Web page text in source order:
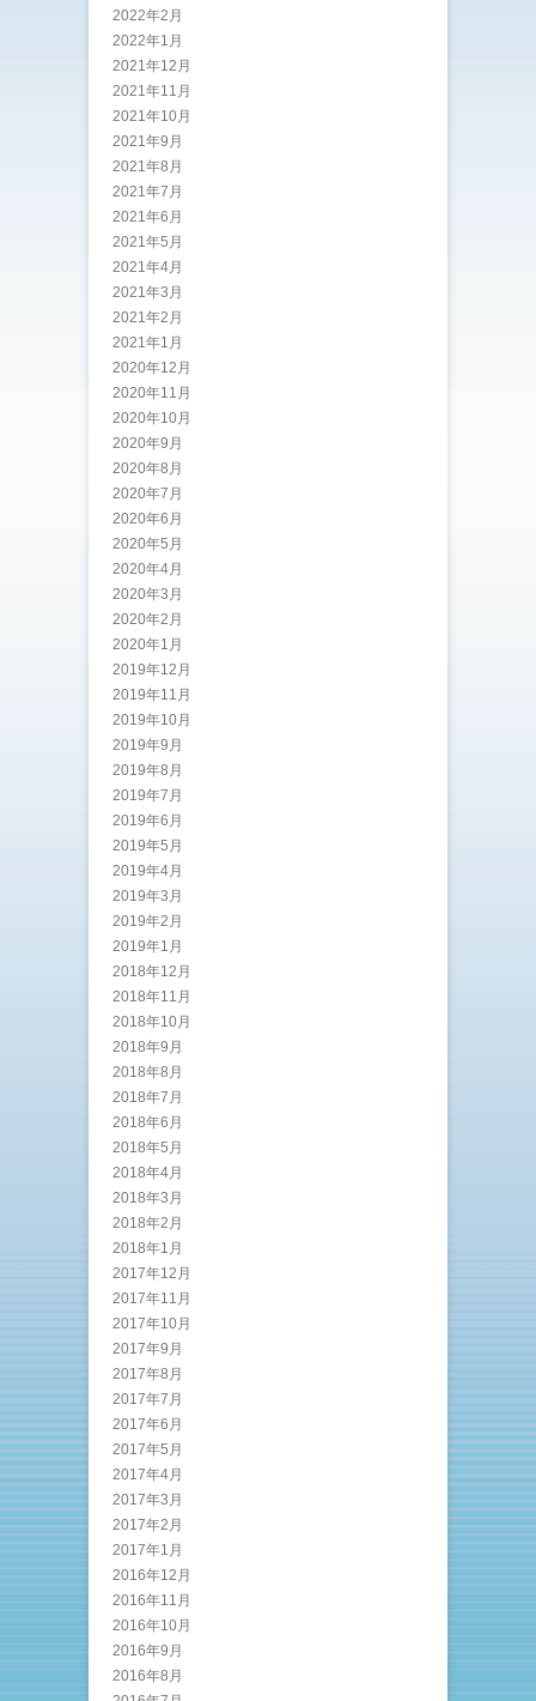
2022年2月
2022年1月
2021年12月
2021年11月
2021年10月
2021年9月
2021年8月
2021年7月
2021年6月
2021年5月
2021年4月
2021年3月
2021年2月
2021年1月
2020年12月
2020年11月
2020年10月
2020年9月
2020年8月
2020年7月
2020年6月
2020年5月
2020年4月
2020年3月
2020年2月
2020年1月
2019年12月
2019年11月
2019年10月
2019年9月
2019年8月
2019年7月
2019年6月
2019年5月
2019年4月
2019年3月
2019年2月
2019年1月
2018年12月
2018年11月
2018年10月
2018年9月
2018年8月
2018年7月
2018年6月
2018年5月
2018年4月
2018年3月
2018年2月
2018年1月
2017年12月
2017年11月
2017年10月
2017年9月
2017年8月
2017年7月
2017年6月
2017年5月
2017年4月
2017年3月
2017年2月
2017年1月
2016年12月
2016年11月
2016年10月
2016年9月
2016年8月